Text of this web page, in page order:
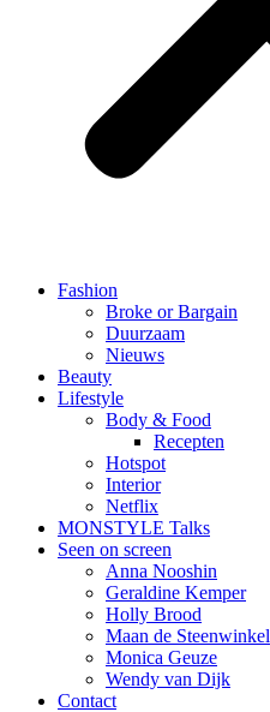
Fashion
Broke or Bargain
Duurzaam
Nieuws
Beauty
Lifestyle
Body & Food
Recepten
Hotspot
Interior
Netflix
MONSTYLE Talks
Seen on screen
Anna Nooshin
Geraldine Kemper
Holly Brood
Maan de Steenwinkel
Monica Geuze
Wendy van Dijk
Contact